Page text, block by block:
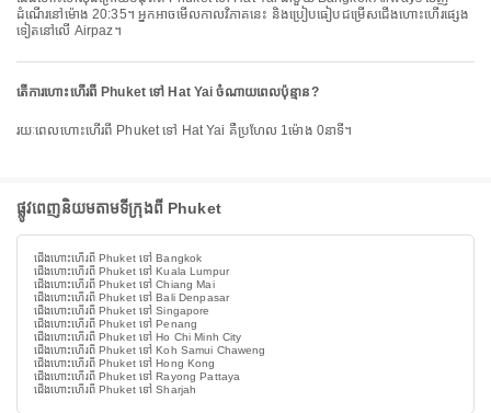
ដំណើរនៅម៉ោង 20:35។ អ្នកអាចមើលកាលវិភាគនេះ និងប្រៀបធៀបជម្រើសជើងហោះហើរផ្សេង
ទៀតនៅលើ Airpaz។
តើការហោះហើរពី Phuket ទៅ Hat Yai ចំណាយពេលប៉ុន្មាន?
រយៈពេលហោះហើរពី Phuket ទៅ Hat Yai គឺប្រហែល 1ម៉ោង 0នាទី។
ផ្លូវពេញនិយមតាមទីក្រុងពី Phuket
ជើងហោះហើរពី Phuket ទៅ Bangkok
ជើងហោះហើរពី Phuket ទៅ Kuala Lumpur
ជើងហោះហើរពី Phuket ទៅ Chiang Mai
ជើងហោះហើរពី Phuket ទៅ Bali Denpasar
ជើងហោះហើរពី Phuket ទៅ Singapore
ជើងហោះហើរពី Phuket ទៅ Penang
ជើងហោះហើរពី Phuket ទៅ Ho Chi Minh City
ជើងហោះហើរពី Phuket ទៅ Koh Samui Chaweng
ជើងហោះហើរពី Phuket ទៅ Hong Kong
ជើងហោះហើរពី Phuket ទៅ Rayong Pattaya
ជើងហោះហើរពី Phuket ទៅ Sharjah